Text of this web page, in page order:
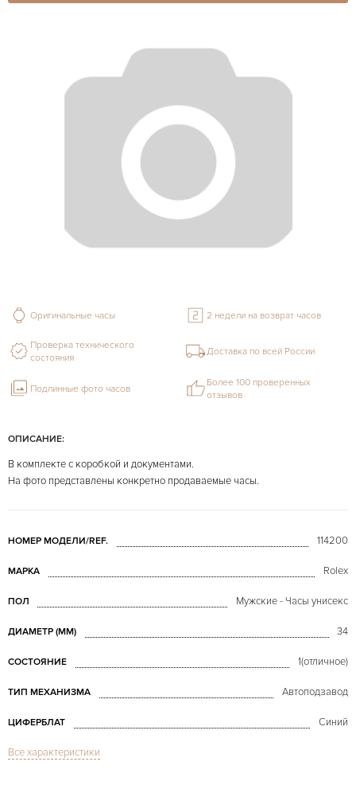
ОПИСАНИЕ:
В комплекте с коробкой и документами.
На фото представлены конкретно продаваемые часы.
НОМЕР МОДЕЛИ/REF. 114200
МАРКА Rolex
ПОЛ Мужские - Часы унисекс
ДИАМЕТР (MM) 34
СОСТОЯНИЕ 1(отличное)
ТИП МЕХАНИЗМА Автоподзавод
ЦИФЕРБЛАТ Синий
СТЕКЛО
Все характеристики
Оригинальные часы 2 недели на возврат часов
Проверка технического
состояния
Доставка по всей России
Подлинные фото часов
Более 100 проверенных
отзывов